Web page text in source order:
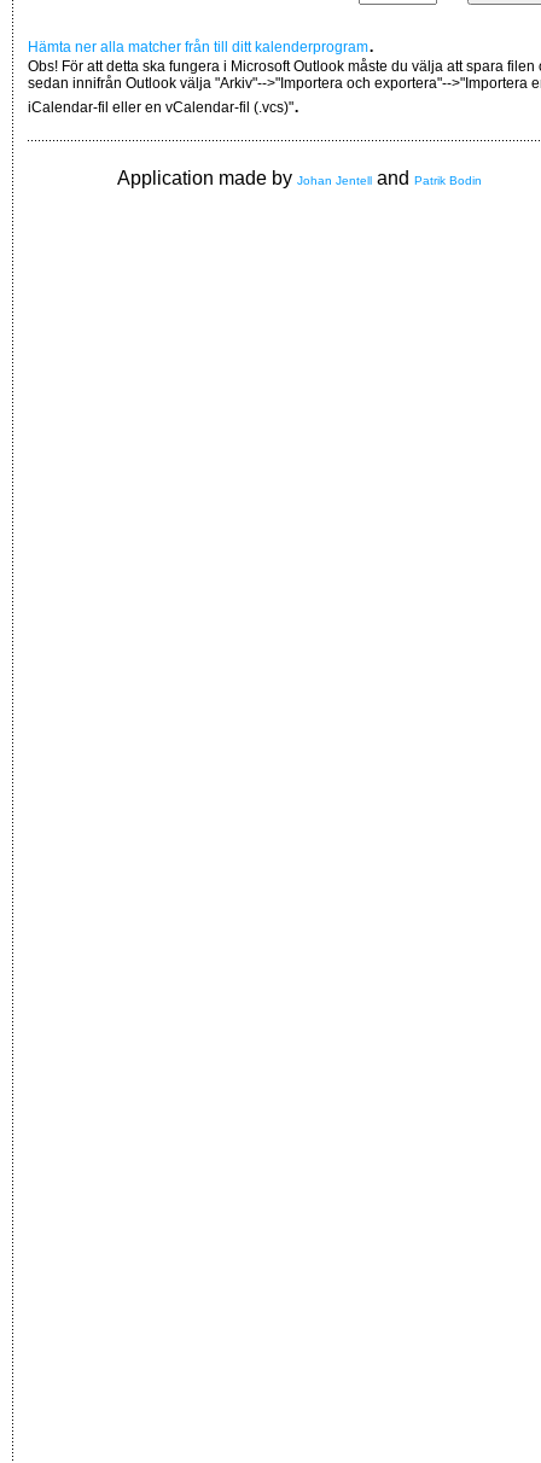
Hämta ner alla matcher från till ditt kalenderprogram.
Obs! För att detta ska fungera i Microsoft Outlook måste du välja att spara filen
sedan innifrån Outlook välja "Arkiv"-->"Importera och exportera"-->"Importera
iCalendar-fil eller en vCalendar-fil (.vcs)".
Application made by Johan Jentell and Patrik Bodin